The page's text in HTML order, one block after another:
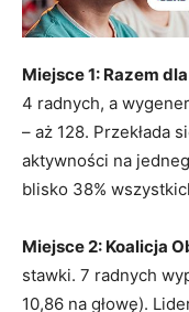
Miejsce 1: Razem
4 radnych, a
– aż 128. Przekłada
aktywności na
blisko 38%
Miejsce 2: Koalicja
stawki. 7 radnych
10,86 na głowę).